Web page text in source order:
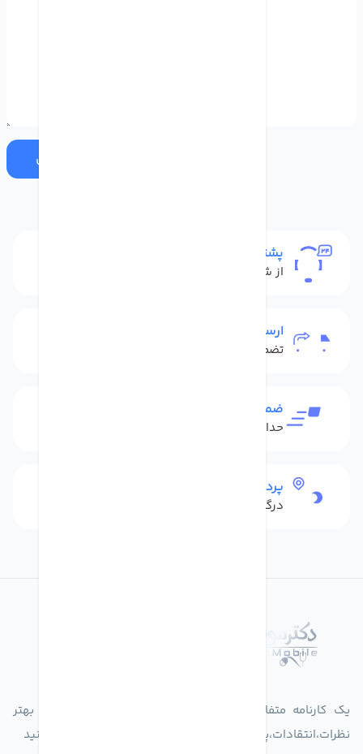
ارسال
پشتیبانی
از شنبه تا پنج شنبه
ارسال به سراسر کشور
تضمین بهترین قیمت
ضمانت بازگشت کالا
حداکثر 48 ساعت بعداز تحویل
پرداخت امن
درگاه بانکی شاپرک
یک کارنامه متفاوت از زندگیت ثبت کن برای ارایه خدمات بهتر
نظرات،انتقادات،پیشنهاداتتان را به سامانه 30004719 ارسال کنید